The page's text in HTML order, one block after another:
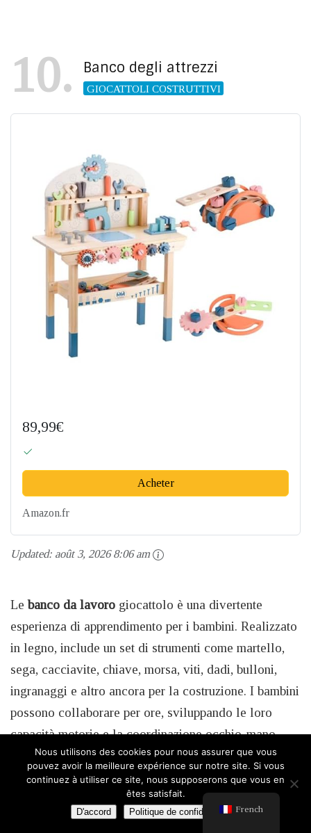
10 Banco degli attrezzi
GIOCATTOLI COSTRUTTIVI
89,99€
Acheter
Amazon.fr
Updated: août 3, 2026 8:06 am
Lebanco da lavoro giocattolo è una divertente
esperienza di apprendimento per i bambini. Realizzato
in legno, include un set di strumenti come martello,
sega, cacciavite, chiave, morsa, viti, dadi, bulloni,
ingranaggi e altro ancora per la costruzione. I bambini
possono collaborare per ore, sviluppando le loro
capacità motorie e la coordinazione occhio-mano.
Questo banco da lavoro in legno ispira
l’immaginazione dei bambini e potenzia le loro abilità
manuali. È adatto per l’apprendimento precoce e il
gioco, insegnando loro l’uso di chiavi e cacciaviti. Il
French
Nous utilisons des cookies pour nous assurer que vous
pouvez avoir la meilleure expérience sur notre site. Si vous
continuez à utiliser ce site, nous supposerons que vous en
êtes satisfait.
D'accord Politique de confidentialité